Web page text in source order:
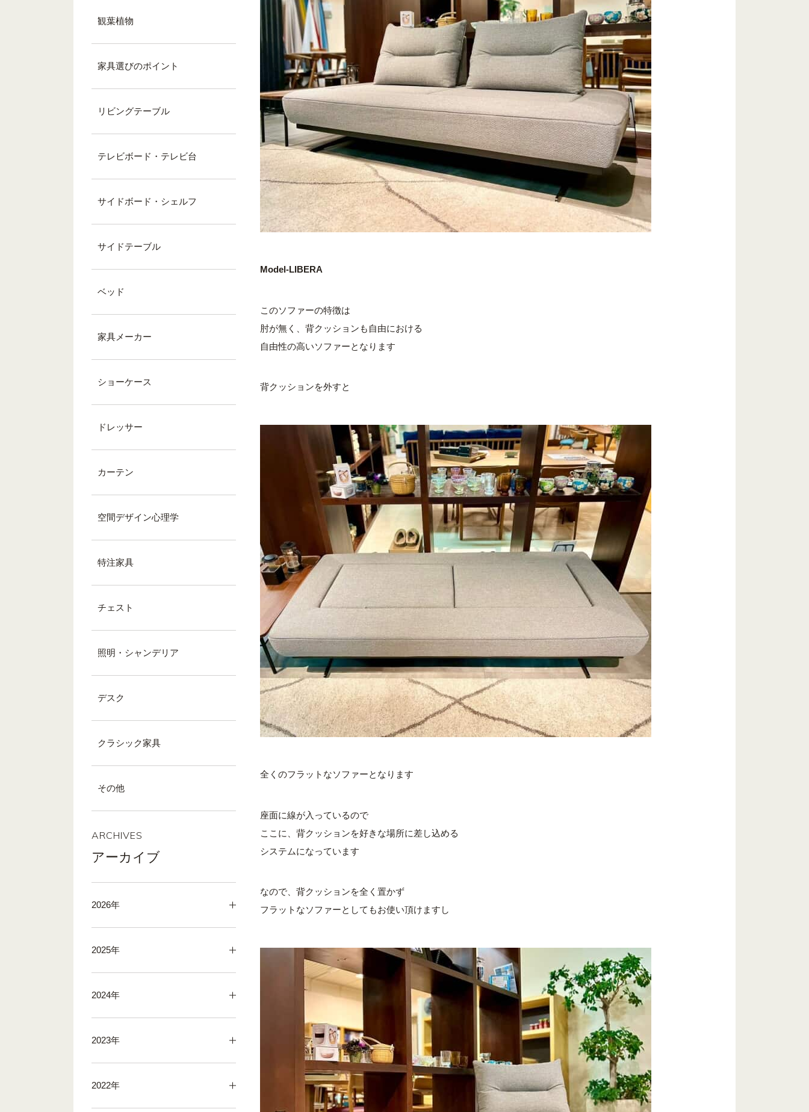
観葉植物
家具選びのポイント
リビングテーブル
テレビボード・テレビ台
サイドボード・シェルフ
サイドテーブル
ベッド
家具メーカー
ショーケース
ドレッサー
カーテン
空間デザイン心理学
特注家具
チェスト
照明・シャンデリア
デスク
クラシック家具
その他
ARCHIVES
アーカイブ
2026年
2025年
2024年
2023年
2022年
Model-LIBERA
このソファーの特徴は
肘が無く、背クッションも自由における
自由性の高いソファーとなります
背クッションを外すと
全くのフラットなソファーとなります
座面に線が入っているので
ここに、背クッションを好きな場所に差し込める
システムになっています
なので、背クッションを全く置かず
フラットなソファーとしてもお使い頂けますし